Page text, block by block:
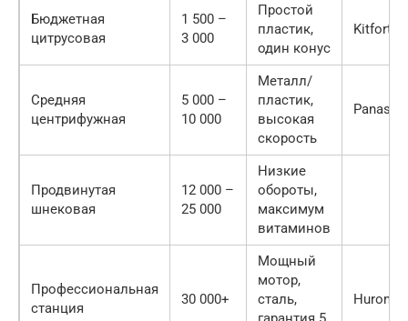
Бюджетная
цитрусовая
1 500 –
3 000
Простой
пластик,
один конус
Kitfort
Средняя
центрифужная
5 000 –
10 000
Металл/
пластик,
высокая
скорость
Продвинутая
шнековая
12 000 –
25 000
Низкие
обороты,
максимум
витаминов
Профессиональная
станция
30 000+
Мощный
мотор,
сталь,
Hurom